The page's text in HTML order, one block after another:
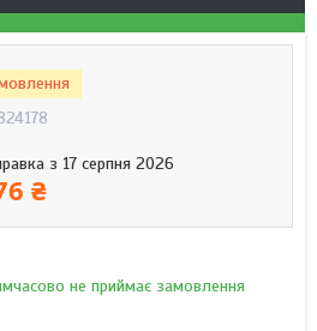
з 17 серпня 2026
₴
не приймає замовлення